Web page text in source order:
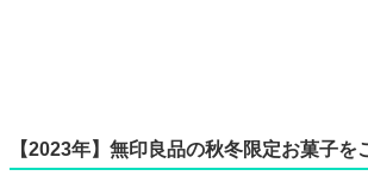
【2023年】無印良品の秋冬限定お菓子を